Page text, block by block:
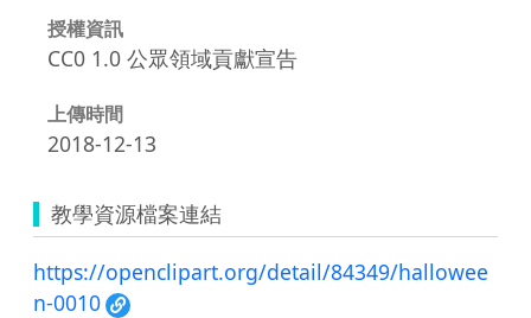
授權資訊
CC0 1.0 公眾領域貢獻宣告
上傳時間
2018-12-13
教學資源檔案連結
https://openclipart.org/detail/84349/hallowee
n-0010